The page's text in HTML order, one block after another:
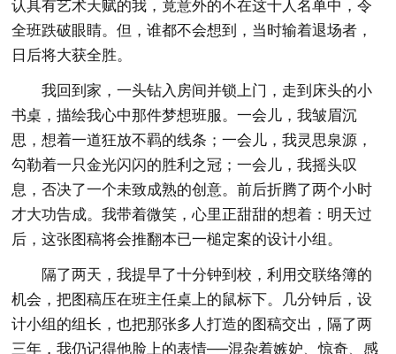
认具有艺术天赋的我，竟意外的不在这十人名单中，令
全班跌破眼睛。但，谁都不会想到，当时输着退场者，
日后将大获全胜。
我回到家，一头钻入房间并锁上门，走到床头的小
书桌，描绘我心中那件梦想班服。一会儿，我皱眉沉
思，想着一道狂放不羁的线条；一会儿，我灵思泉源，
勾勒着一只金光闪闪的胜利之冠；一会儿，我摇头叹
息，否决了一个未致成熟的创意。前后折腾了两个小时
才大功告成。我带着微笑，心里正甜甜的想着：明天过
后，这张图稿将会推翻本已一槌定案的设计小组。
隔了两天，我提早了十分钟到校，利用交联络簿的
机会，把图稿压在班主任桌上的鼠标下。几分钟后，设
计小组的组长，也把那张多人打造的图稿交出，隔了两
三年，我仍记得他脸上的表情──混杂着嫉妒、惊奇、感